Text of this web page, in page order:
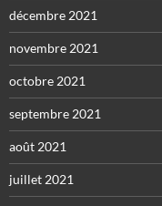
décembre 2021
novembre 2021
octobre 2021
septembre 2021
août 2021
juillet 2021